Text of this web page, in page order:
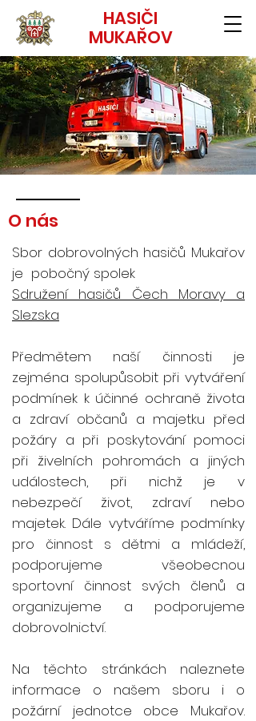
HASIČI
MUKAŘOV
O nás
Sbor dobrovolných hasičů Mukařov
je pobočný spolek
Sdružení hasičů Čech Moravy a
Slezska
Předmětem naší činnosti je
zejména spolupůsobit při vytváření
podmínek k účinné ochraně života
a zdraví občanů a majetku před
požáry a při poskytování pomoci
při živelních pohromách a jiných
událostech, při nichž je v
nebezpečí život, zdraví nebo
majetek. Dále vytváříme podmínky
pro činnost s dětmi a mládeží,
podporujeme všeobecnou
sportovní činnost svých členů a
organizujeme a podporujeme
dobrovolnictví.
Na těchto stránkách naleznete
informace o našem sboru i o
požární jednotce obce Mukařov.